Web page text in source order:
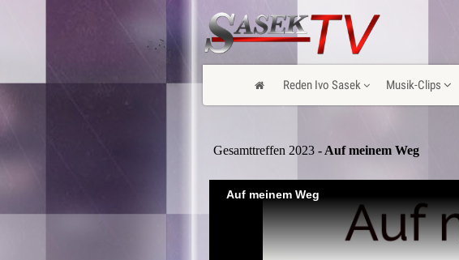
Reden Ivo Sasek Musik-Clips
Gesamttreffen 2023 - Auf meinem Weg
Auf meinem Weg